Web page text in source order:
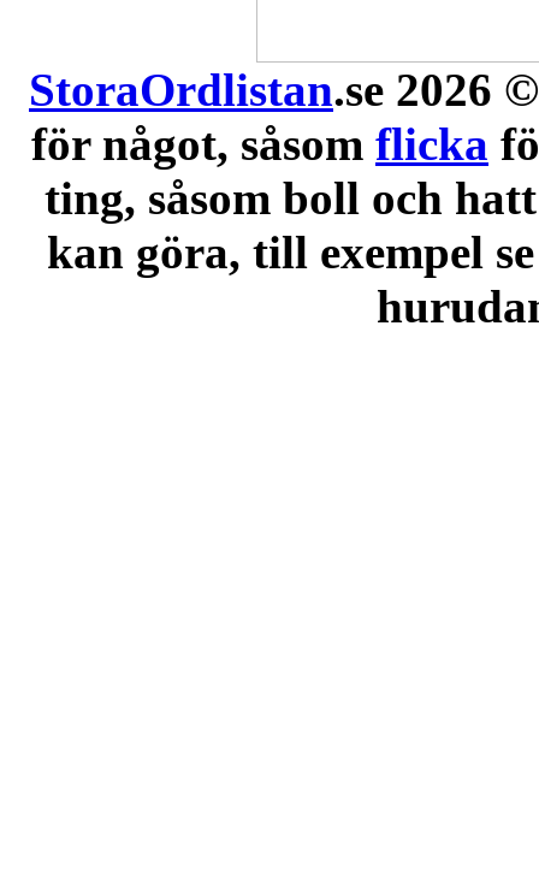
StoraOrdlistan.se 2026
för något, såsom flicka
ting, såsom boll och
kan göra, till exempel